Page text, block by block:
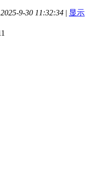
9-30 11:32:34 | 显示